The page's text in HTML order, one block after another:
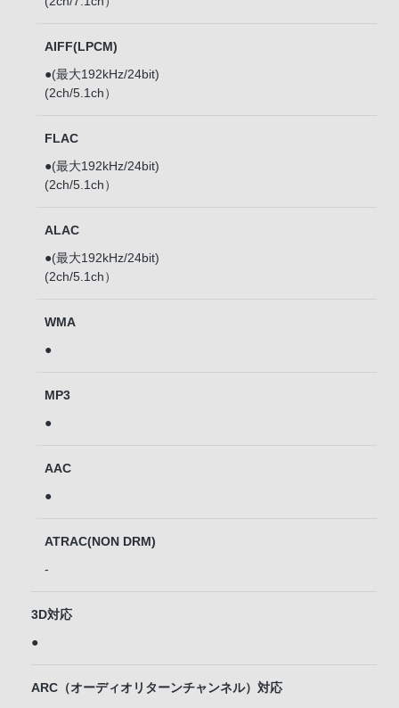
AIFF(LPCM)
●(最大192kHz/24bit)
(2ch/5.1ch）
FLAC
●(最大192kHz/24bit)
(2ch/5.1ch）
ALAC
●(最大192kHz/24bit)
(2ch/5.1ch）
WMA
●
MP3
●
AAC
●
ATRAC(NON DRM)
-
3D対応
●
ARC（オーディオリターンチャンネル）対応